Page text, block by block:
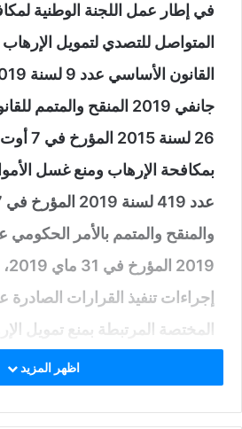
في إطار عمل اللجنة الوطنية
المتواصل للتصدي لتمويل
جانفي 2019 المنقح
بمكافحة الإرهاب ومنع غسل
إجراءات تنفيذ القرارات الصادرة
المختصة المرتبطة بمنع تمويل
انتشار أسلحة الدمار الشامل،
اظهر المزيد